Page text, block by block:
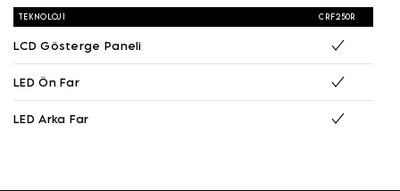
TEKNOLOJI CRF250R
LCD Gösterge Paneli
LED Ön Far
LED Arka Far